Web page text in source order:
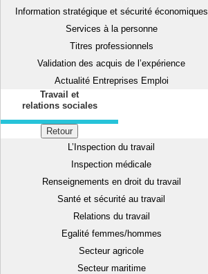
Information stratégique et sécurité économiques
Services à la personne
Titres professionnels
Validation des acquis de l’expérience
Actualité Entreprises Emploi
Travail et
relations sociales
Retour
L’Inspection du travail
Inspection médicale
Renseignements en droit du travail
Santé et sécurité au travail
Relations du travail
Egalité femmes/hommes
Secteur agricole
Secteur maritime